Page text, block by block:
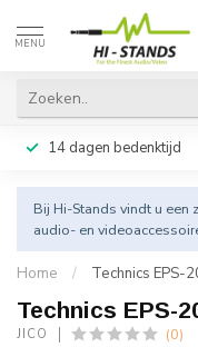
MENU
14 dagen bedenktijd
Bij Hi-Stands vindt u
audio- en
Home / Technics EPS-
Technics EPS-
JICO (0)